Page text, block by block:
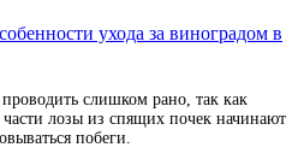
ухода за виноградом в
слишком рано, так как
части лозы из спящих почек начинают
побеги.